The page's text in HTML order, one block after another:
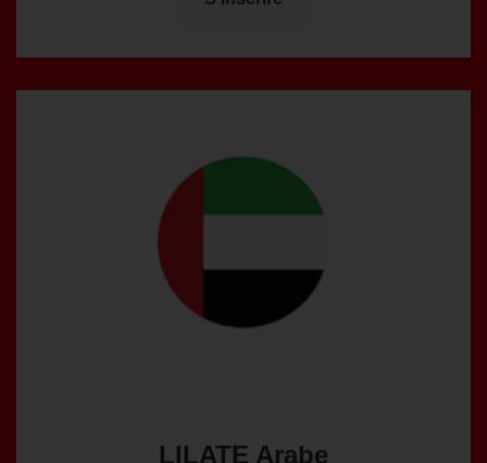
LILATE Arabe